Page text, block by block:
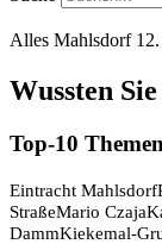
Alles Mahlsdorf
Wussten
Top-10
Eintracht Mahlsdorf
StraßeMario Czaja
DammKiekemal-